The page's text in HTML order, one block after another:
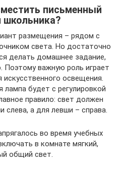
письменный
школьника?
размещения – рядом с
света. Но достаточно
делать домашнее задание,
Поэтому важную роль играет
искусственного освещения.
лампа будет с регулировкой
правило: свет должен
слева, а для левши – справа.
во время учебных
в комнате мягкий,
общий свет.